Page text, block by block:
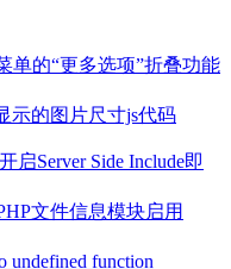
单的“更多选项”折叠功能
示的图片尺寸js代码
启Server Side Include即
文件信息模块启用
undefined function